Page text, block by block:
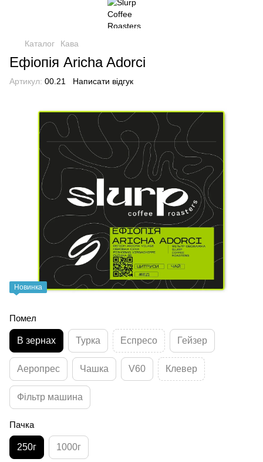
Каталог Кава
Ефіопія Aricha Adorci
Артикул: 00.21 Написати відгук
Новинка
Помел
В зернах Турка Еспресо Гейзер
Аеропрес Чашка V60 Клевер
Фільтр машина
Пачка
250г 1000г